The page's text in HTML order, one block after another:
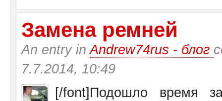
Замена ремней
An entry inAndrew74rus - блог
7.7.2014, 10:49
[/font]Подошло время